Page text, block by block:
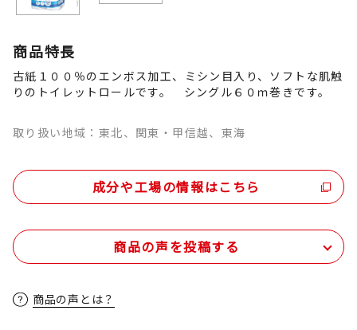
商品特長
古紙１００％のエンボス加工、ミシン目入り、ソフトな肌触
りのトイレットロールです。 シングル６０ｍ巻きです。
取り扱い地域：東北、関東・甲信越、東海
成分や工場の情報はこちら
商品の声を投稿する
商品の声とは？